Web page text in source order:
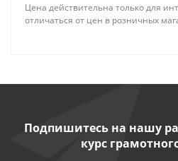
Цена действительна только для
отличаться от цен в розничных
Подпишитесь на нашу
курс